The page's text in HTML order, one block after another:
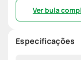
Ver bula
Especificações